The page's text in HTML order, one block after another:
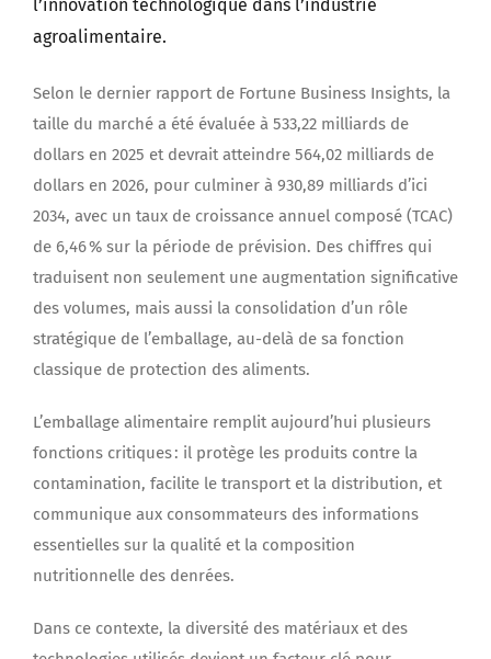
l’innovation technologique dans l’industrie
agroalimentaire.
Selon le dernier rapport de Fortune Business Insights, la
taille du marché a été évaluée à 533,22 milliards de
dollars en 2025 et devrait atteindre 564,02 milliards de
dollars en 2026, pour culminer à 930,89 milliards d’ici
2034, avec un taux de croissance annuel composé (TCAC)
de 6,46 % sur la période de prévision. Des chiffres qui
traduisent non seulement une augmentation significative
des volumes, mais aussi la consolidation d’un rôle
stratégique de l’emballage, au-delà de sa fonction
classique de protection des aliments.
L’emballage alimentaire remplit aujourd’hui plusieurs
fonctions critiques : il protège les produits contre la
contamination, facilite le transport et la distribution, et
communique aux consommateurs des informations
essentielles sur la qualité et la composition
nutritionnelle des denrées.
Dans ce contexte, la diversité des matériaux et des